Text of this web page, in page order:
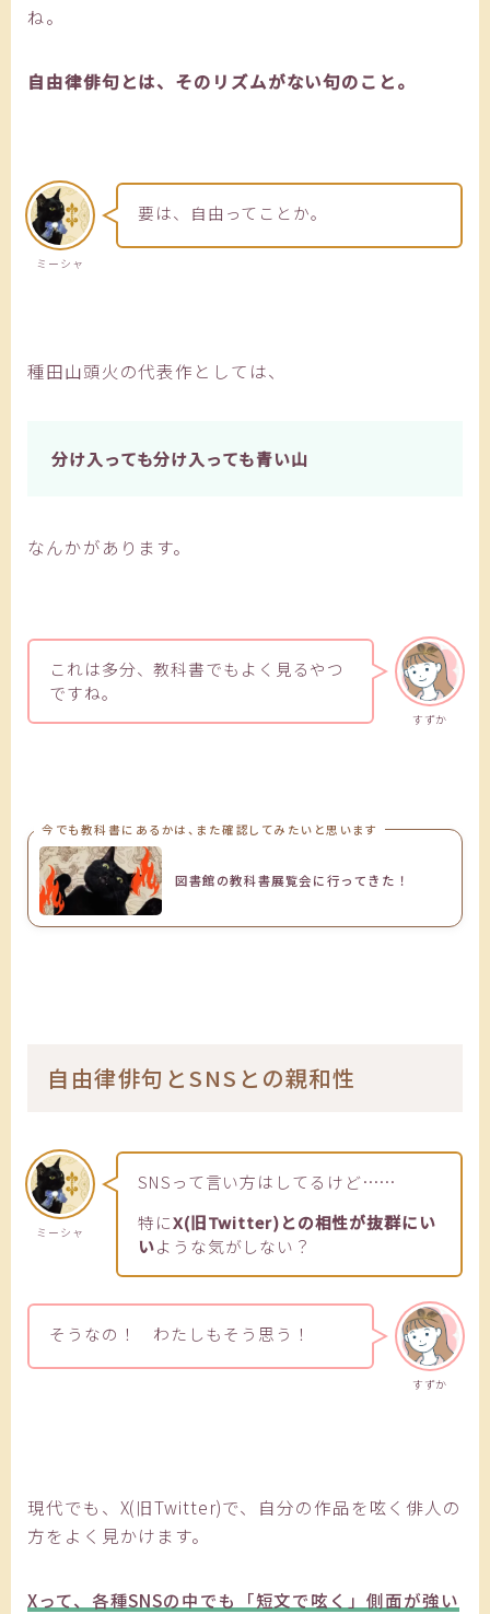
ね。
自由律俳句とは、そのリズムがない句のこと。
ミーシャ
要は、自由ってことか。
種田山頭火の代表作としては、
分け入っても分け入っても青い山
なんかがあります。
すずか
これは多分、教科書でもよく見るやつ
ですね。
今でも教科書にあるかは、また確認してみたいと思います
図書館の教科書展覧会に行ってきた！
自由律俳句とSNSとの親和性
ミーシャ
SNSって言い方はしてるけど……
特にX(旧Twitter)との相性が抜群にい
いような気がしない？
すずか
そうなの！ わたしもそう思う！
現代でも、X(旧Twitter)で、自分の作品を呟く俳人の
方をよく見かけます。
Xって、各種SNSの中でも「短文で呟く」側面が強い